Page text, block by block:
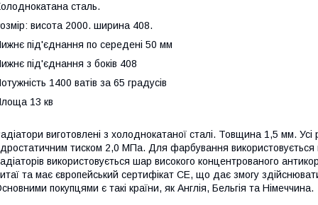
сталь.
висота 2000. ширина 408.
під'єднання по середені 50 мм
під'єднання з боків 408
1400 ватів за 65 градусів
13 кв
виготовлені з холоднокатаної сталі. Товщина 1,5 мм.
тиском 2,0 МПа. Для фарбування використовується
використовується шар високого концентрованого
та має європейський сертифікат СЕ, що дає змогу
покупцями є такі країни, як Англія, Бельгія та Німеччина.